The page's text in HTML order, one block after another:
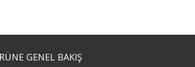
GENEL BAKIŞ